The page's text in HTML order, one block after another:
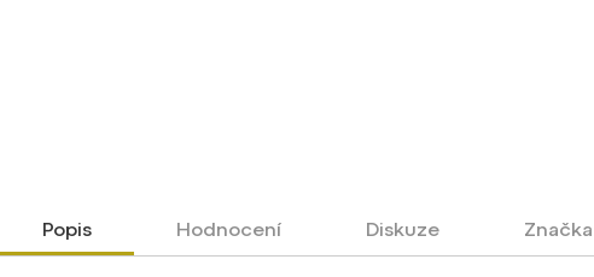
Popis Hodnocení Diskuze Značka